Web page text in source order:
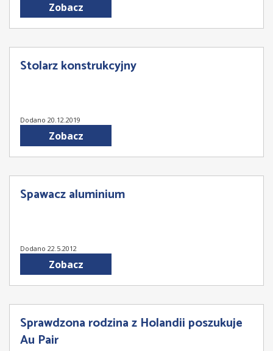
Zobacz
Stolarz konstrukcyjny
Dodano 20.12.2019
Zobacz
Spawacz aluminium
Dodano 22.5.2012
Zobacz
Sprawdzona rodzina z Holandii poszukuje
Au Pair